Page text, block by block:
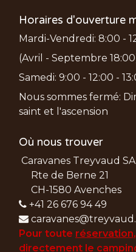
Horaires d'ouverture
Mardi-Vendredi: 8:00 -
(Avril - Septembre
Samedi: 9:00 - 12:00 -
Nous sommes fermé:
saint et l'ascension
Où nous trouver
Caravanes Treyvaud SA
Rte de Berne 21
CH-1580 Avenches
+41 26 676 94 49
Pour toute réservation
directement le